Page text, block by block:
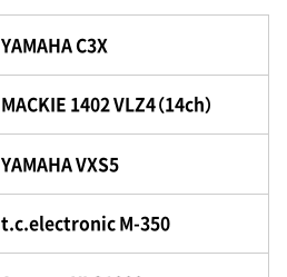
YAMAHA C3X
MACKIE 1402 VLZ4（14ch）
YAMAHA VXS5
t.c.electronic M-350